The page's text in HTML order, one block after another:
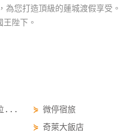
為您打造頂級的蓮城渡假享受。
陛下。
... ⋟ 微停宿旅
⋟ 奇萊大飯店